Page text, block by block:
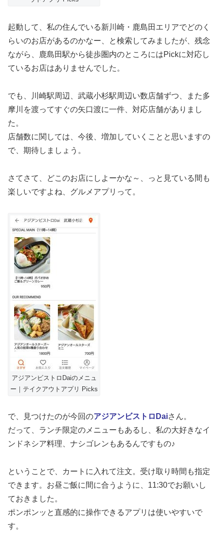
起動して、私の住んでいる新川崎・鹿島田エリアでどのく
らいのお店があるのかなー、と検索してみましたが、残念
ながら、鹿島田駅から徒歩圏内のところにはPickに対応し
ているお店はありませんでした。
でも、川崎駅周辺、武蔵小杉駅周辺い数店舗ずつ、また多
摩川を渡ってすぐの矢口渡に一件、対応店舗がありまし
た。
店舗数に関しては、今後、増加していくことと思いますの
で、期待しましょう。
さてさて、どこのお店にしよーかな～、っと見ている間も
楽しいですよね、グルメアプリって。
アジアンビストロDaiのメニュ
ー｜テイクアウトアプリ Picks
で、見つけたのが今回のアジアンビストロDaiさん。
だって、ランチ限定のメニューもあるし、私の大好きなイ
ンドネシア料理、ナシゴレンもあるんですもの♪
ということで、カートに入れて注文。受け取り時間も指定
できます。お昼ご飯に間に合うように、11:30でお願いし
ておきました。
ポンポンッと直感的に操作できるアプリは使いやすいで
す。